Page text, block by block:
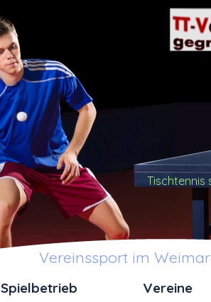
Tischtennis
Spielbetrieb Vereine
Vereinssport im